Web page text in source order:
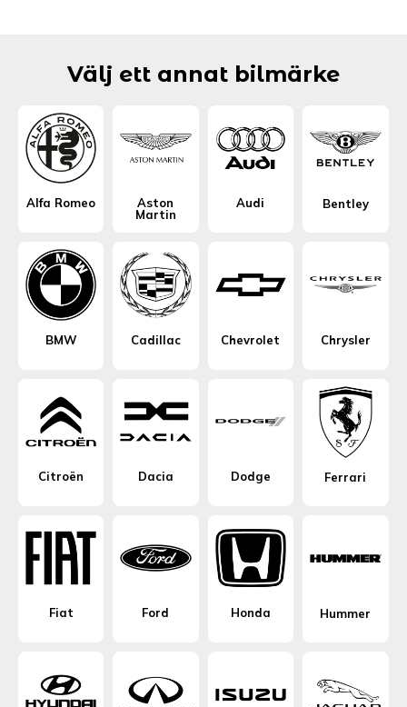
Välj ett annat bilmärke
Alfa Romeo
Aston
Martin
Audi Bentley
BMW Cadillac Chevrolet Chrysler
Citroën Dacia Dodge Ferrari
Fiat Ford Honda Hummer